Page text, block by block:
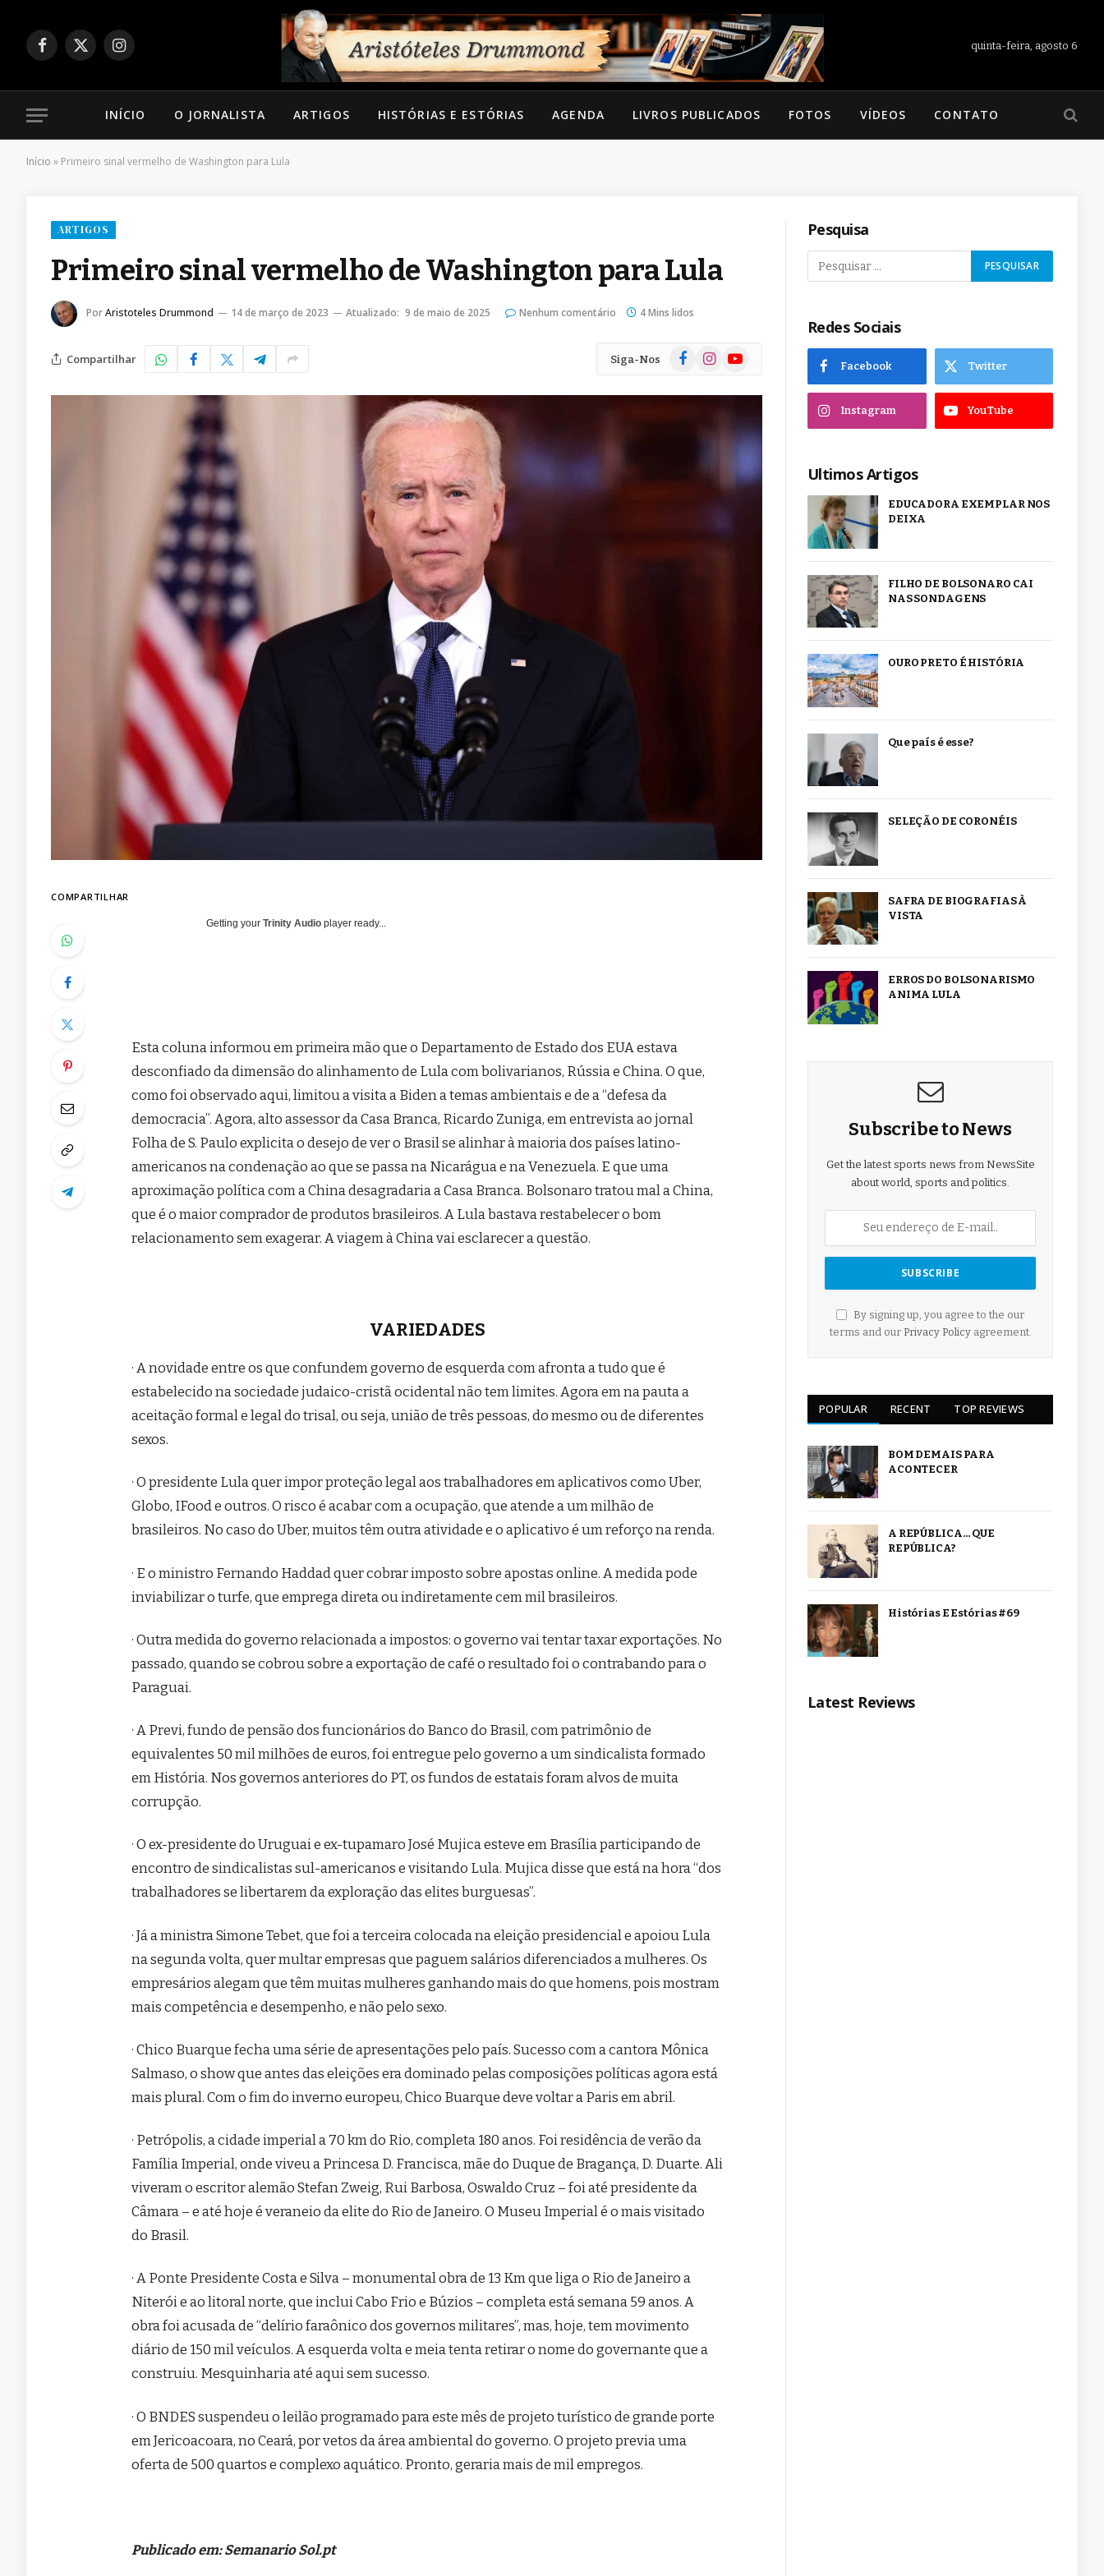
Facebook
X
Instagram
quinta-feira, agosto 6
INÍCIO O JORNALISTA ARTIGOS HISTÓRIAS E ESTÓRIAS AGENDA LIVROS PUBLICADOS FOTOS VÍDEOS CONTATO
Início » Primeiro sinal vermelho de Washington para Lula
ARTIGOS
Primeiro sinal vermelho de Washington para Lula
PorAristoteles Drummond 14 de março de 2023 Atualizado: 9 de maio de 2025 Nenhum comentário 4 Mins lidos
Compartilhar Siga-Nos FacebookInstagramYouTube
COMPARTILHAR
Getting yourTrinity Audio player ready...
Esta coluna informou em primeira mão que o Departamento de Estado dos EUA estava
desconfiado da dimensão do alinhamento de Lula com bolivarianos, Rússia e China. O que,
como foi observado aqui, limitou a visita a Biden a temas ambientais e de a “defesa da
democracia”. Agora, alto assessor da Casa Branca, Ricardo Zuniga, em entrevista ao jornal
Folha de S. Paulo explicita o desejo de ver o Brasil se alinhar à maioria dos países latino-
americanos na condenação ao que se passa na Nicarágua e na Venezuela. E que uma
aproximação política com a China desagradaria a Casa Branca. Bolsonaro tratou mal a China,
que é o maior comprador de produtos brasileiros. A Lula bastava restabelecer o bom
relacionamento sem exagerar. A viagem à China vai esclarecer a questão.
VARIEDADES
· A novidade entre os que confundem governo de esquerda com afronta a tudo que é
estabelecido na sociedade judaico-cristã ocidental não tem limites. Agora em na pauta a
aceitação formal e legal do trisal, ou seja, união de três pessoas, do mesmo ou de diferentes
sexos.
· O presidente Lula quer impor proteção legal aos trabalhadores em aplicativos como Uber,
Globo, IFood e outros. O risco é acabar com a ocupação, que atende a um milhão de
brasileiros. No caso do Uber, muitos têm outra atividade e o aplicativo é um reforço na renda.
· E o ministro Fernando Haddad quer cobrar imposto sobre apostas online. A medida pode
inviabilizar o turfe, que emprega direta ou indiretamente cem mil brasileiros.
· Outra medida do governo relacionada a impostos: o governo vai tentar taxar exportações. No
passado, quando se cobrou sobre a exportação de café o resultado foi o contrabando para o
Paraguai.
· A Previ, fundo de pensão dos funcionários do Banco do Brasil, com patrimônio de
equivalentes 50 mil milhões de euros, foi entregue pelo governo a um sindicalista formado
em História. Nos governos anteriores do PT, os fundos de estatais foram alvos de muita
corrupção.
· O ex-presidente do Uruguai e ex-tupamaro José Mujica esteve em Brasília participando de
encontro de sindicalistas sul-americanos e visitando Lula. Mujica disse que está na hora “dos
trabalhadores se libertarem da exploração das elites burguesas”.
· Já a ministra Simone Tebet, que foi a terceira colocada na eleição presidencial e apoiou Lula
na segunda volta, quer multar empresas que paguem salários diferenciados a mulheres. Os
empresários alegam que têm muitas mulheres ganhando mais do que homens, pois mostram
mais competência e desempenho, e não pelo sexo.
· Chico Buarque fecha uma série de apresentações pelo país. Sucesso com a cantora Mônica
Salmaso, o show que antes das eleições era dominado pelas composições políticas agora está
mais plural. Com o fim do inverno europeu, Chico Buarque deve voltar a Paris em abril.
· Petrópolis, a cidade imperial a 70 km do Rio, completa 180 anos. Foi residência de verão da
Família Imperial, onde viveu a Princesa D. Francisca, mãe do Duque de Bragança, D. Duarte. Ali
viveram o escritor alemão Stefan Zweig, Rui Barbosa, Oswaldo Cruz – foi até presidente da
Câmara – e até hoje é veraneio da elite do Rio de Janeiro. O Museu Imperial é o mais visitado
do Brasil.
· A Ponte Presidente Costa e Silva – monumental obra de 13 Km que liga o Rio de Janeiro a
Niterói e ao litoral norte, que inclui Cabo Frio e Búzios – completa está semana 59 anos. A
obra foi acusada de “delírio faraônico dos governos militares”, mas, hoje, tem movimento
diário de 150 mil veículos. A esquerda volta e meia tenta retirar o nome do governante que a
construiu. Mesquinharia até aqui sem sucesso.
· O BNDES suspendeu o leilão programado para este mês de projeto turístico de grande porte
em Jericoacoara, no Ceará, por vetos da área ambiental do governo. O projeto previa uma
oferta de 500 quartos e complexo aquático. Pronto, geraria mais de mil empregos.
Publicado em: Semanario Sol.pt
Pesquisa
Redes Sociais
Facebook Twitter
Instagram YouTube
Ultimos Artigos
EDUCADORA EXEMPLAR NOS
DEIXA
FILHO DE BOLSONARO CAI
NAS SONDAGENS
OURO PRETO É HISTÓRIA
Que país é esse?
SELEÇÃO DE CORONÉIS
SAFRA DE BIOGRAFIAS À
VISTA
ERROS DO BOLSONARISMO
ANIMA LULA
Subscribe to News
Get the latest sports news from NewsSite
about world, sports and politics.
By signing up, you agree to the our
terms and our Privacy Policyagreement.
POPULAR RECENT TOP REVIEWS
BOM DEMAIS PARA
ACONTECER
A REPÚBLICA… QUE
REPÚBLICA?
Histórias E Estórias #69
Latest Reviews